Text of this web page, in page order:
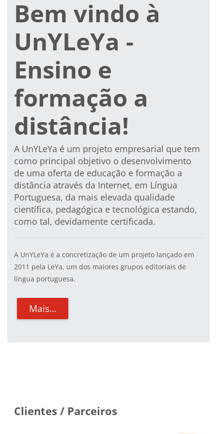
Bem vindo à
UnYLeYa -
Ensino e
formação a
distância!
A UnYLeYa é um projeto empresarial que tem
como principal objetivo o desenvolvimento
de uma oferta de educação e formação a
distância através da Internet, em Língua
Portuguesa, da mais elevada qualidade
científica, pedagógica e tecnológica estando,
como tal, devidamente certificada.
A UnYLeYa é a concretização de um projeto lançado em
2011 pela LeYa, um dos maiores grupos editoriais de
língua portuguesa.
Mais...
Clientes / Parceiros